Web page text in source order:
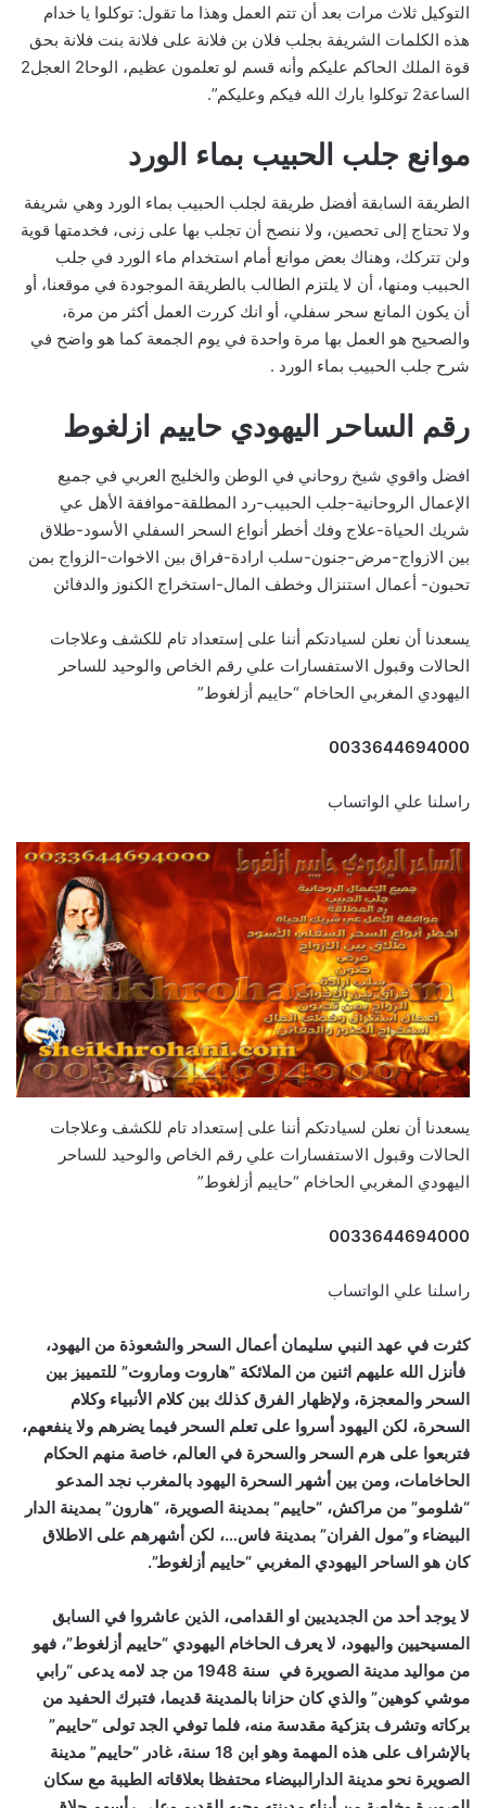
التوكيل ثلاث مرات بعد أن تتم العمل وهذا ما تقول: توكلوا يا خدام
هذه الكلمات الشريفة بجلب فلان بن فلانة على فلانة بنت فلانة بحق
قوة الملك الحاكم عليكم وأنه قسم لو تعلمون عظيم، الوحا2 العجل2
الساعة2 توكلوا بارك الله فيكم وعليكم”.
موانع جلب الحبيب بماء الورد
الطريقة السابقة أفضل طريقة لجلب الحبيب بماء الورد وهي شريفة
ولا تحتاج إلى تحصين، ولا ننصح أن تجلب بها على زنى، فخدمتها قوية
ولن تتركك، وهناك بعض موانع أمام استخدام ماء الورد في جلب
الحبيب ومنها، أن لا يلتزم الطالب بالطريقة الموجودة في موقعنا، أو
أن يكون المانع سحر سفلي، أو انك كررت العمل أكثر من مرة،
والصحيح هو العمل بها مرة واحدة في يوم الجمعة كما هو واضح في
شرح جلب الحبيب بماء الورد .
رقم الساحر اليهودي حاييم ازلغوط
افضل واقوي شيخ روحاني في الوطن والخليج العربي في جميع
الإعمال الروحانية-جلب الحبيب-رد المطلقة-موافقة الأهل عي
شريك الحياة-علاج وفك أخطر أنواع السحر السفلي الأسود-طلاق
بين الازواج-مرض-جنون-سلب ارادة-فراق بين الاخوات-الزواج بمن
تحبون- أعمال استنزال وخطف المال-استخراج الكنوز والدفائن
يسعدنا أن نعلن لسيادتكم أننا على إستعداد تام للكشف وعلاجات
الحالات وقبول الاستفسارات علي رقم الخاص والوحيد للساحر
اليهودي المغربي الحاخام “حاييم أزلغوط”
0033644694000
راسلنا علي الواتساب
يسعدنا أن نعلن لسيادتكم أننا على إستعداد تام للكشف وعلاجات
الحالات وقبول الاستفسارات علي رقم الخاص والوحيد للساحر
اليهودي المغربي الحاخام “حاييم أزلغوط”
0033644694000
راسلنا علي الواتساب
كثرت في عهد النبي سليمان أعمال السحر والشعوذة من اليهود،
فأنزل الله عليهم اثنين من الملائكة ”هاروت وماروت” للتمييز بين
السحر والمعجزة، ولإظهار الفرق كذلك بين كلام الأنبياء وكلام
السحرة، لكن اليهود أسروا على تعلم السحر فيما يضرهم ولا ينفعهم،
فتربعوا على هرم السحر والسحرة في العالم، خاصة منهم الحكام
الحاخامات، ومن بين أشهر السحرة اليهود بالمغرب نجد المدعو
“شلومو” من مراكش، “حاييم” بمدينة الصويرة، “هارون” بمدينة الدار
البيضاء و”مول الفران” بمدينة فاس…، لكن أشهرهم على الاطلاق
كان هو الساحر اليهودي المغربي “حاييم أزلغوط”.
لا يوجد أحد من الجديديين او القدامى، الذين عاشروا في السابق
المسيحيين واليهود، لا يعرف الحاخام اليهودي “حاييم أزلغوط”، فهو
من مواليد مدينة الصويرة في سنة 1948 من جد لامه يدعى “رابي
موشي كوهين” والذي كان حزانا بالمدينة قديما، فتبرك الحفيد من
بركاته وتشرف بتزكية مقدسة منه، فلما توفي الجد تولى “حاييم”
بالإشراف على هذه المهمة وهو ابن 18 سنة، غادر “حاييم” مدينة
الصويرة نحو مدينة الدارالبيضاء محتفظا بعلاقاته الطيبة مع سكان